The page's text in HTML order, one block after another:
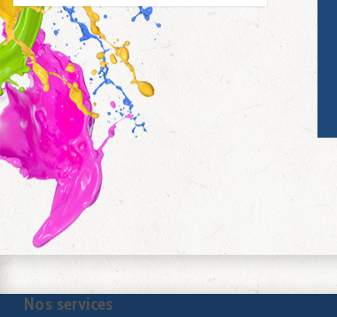
Nos services